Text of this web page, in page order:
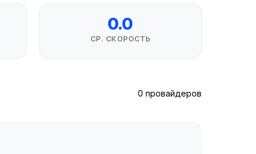
0.0
СР. СКОРОСТЬ
0 провайдеров